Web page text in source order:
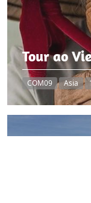
Tour ao
COM09 Asia